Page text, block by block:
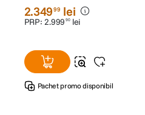
2.34999 lei
PRP: 2.999 90 lei
Pachet promo disponibil